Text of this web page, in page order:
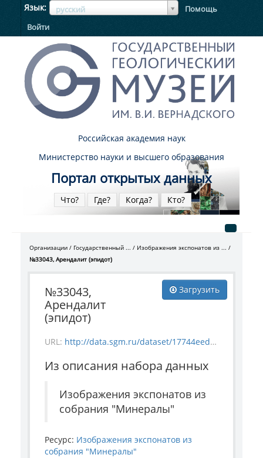
Язык русский
ЯзыкЯзык
Помощь
Войти
Российская академия наук
Министерство науки и высшего образования
Портал открытых данных
Что? Где? Когда? Кто?
Организации Государственный ...
Изображения экспонатов из ...
№33043, Арендалит (эпидот)
Загрузить
№33043,
Арендалит
(эпидот)
URL: http://data.sgm.ru/dataset/17744eed-27fa-4a9a-bc72-4e657fa570af/resource/5e261e3d-09d7-4bc6-ae4f-6fde8a68741d/download/mineral_33043.jpg
Из описания набора данных
Изображения экспонатов из
собрания "Минералы"
Ресурс: Изображения экспонатов из
собрания "Минералы"